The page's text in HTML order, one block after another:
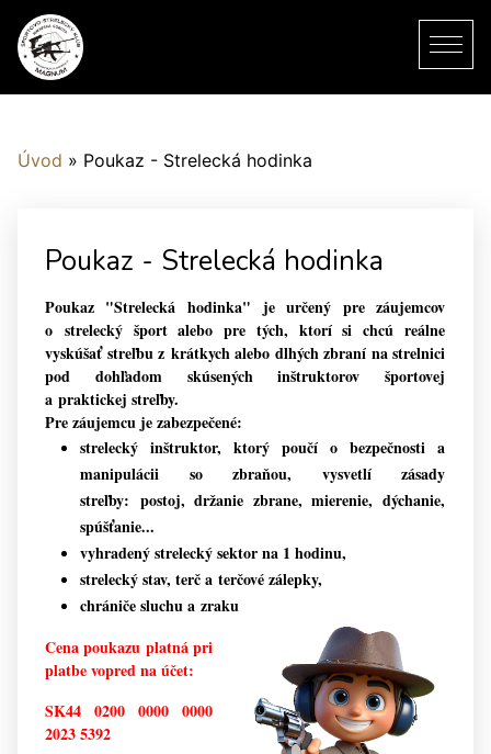
Úvod » Poukaz - Strelecká hodinka
Poukaz - Strelecká hodinka
Poukaz "Strelecká hodinka" je určený pre záujemcov
o strelecký šport alebo pre tých, ktorí si chcú reálne
vyskúšať streľbu z krátkych alebo dlhých zbraní na strelnici
pod dohľadom skúsených inštruktorov športovej
a praktickej streľby.
Pre záujemcu je zabezpečené:
strelecký inštruktor, ktorý poučí o bezpečnosti a
manipulácii so zbraňou, vysvetlí zásady
streľby: postoj, držanie zbrane, mierenie, dýchanie,
spúšťanie...
vyhradený strelecký sektor na 1 hodinu,
strelecký stav, terč a terčové zálepky,
chrániče sluchu a zraku
Cena poukazu platná pri
platbe vopred na účet:
SK44 0200 0000 0000
2023 5392